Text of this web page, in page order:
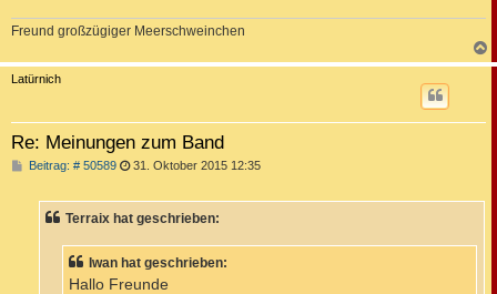
Freund großzügiger Meerschweinchen
a
Latürnich
Re: Meinungen zum Band
Beitrag: # 50589B
r
g
31. Oktober 2015 12:35
Terraix hat geschrieben:
Iwan hat geschrieben:
Hallo Freunde